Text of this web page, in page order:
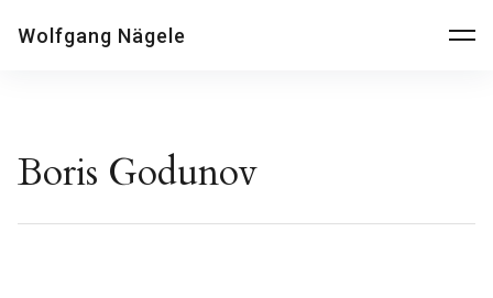
Wolfgang Nägele
Boris Godunov